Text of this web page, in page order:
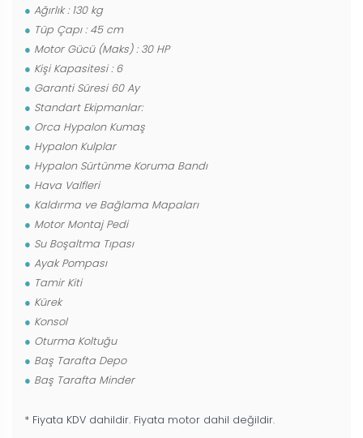
Ağırlık : 130 kg
Tüp Çapı : 45 cm
Motor Gücü (Maks) : 30 HP
Kişi Kapasitesi : 6
Garanti Süresi 60 Ay
Standart Ekipmanlar:
Orca Hypalon Kumaş
Hypalon Kulplar
Hypalon Sürtünme Koruma Bandı
Hava Valfleri
Kaldırma ve Bağlama Mapaları
Motor Montaj Pedi
Su Boşaltma Tıpası
Ayak Pompası
Tamir Kiti
Kürek
Konsol
Oturma Koltuğu
Baş Tarafta Depo
Baş Tarafta Minder
* Fiyata KDV dahildir. Fiyata motor dahil değildir.